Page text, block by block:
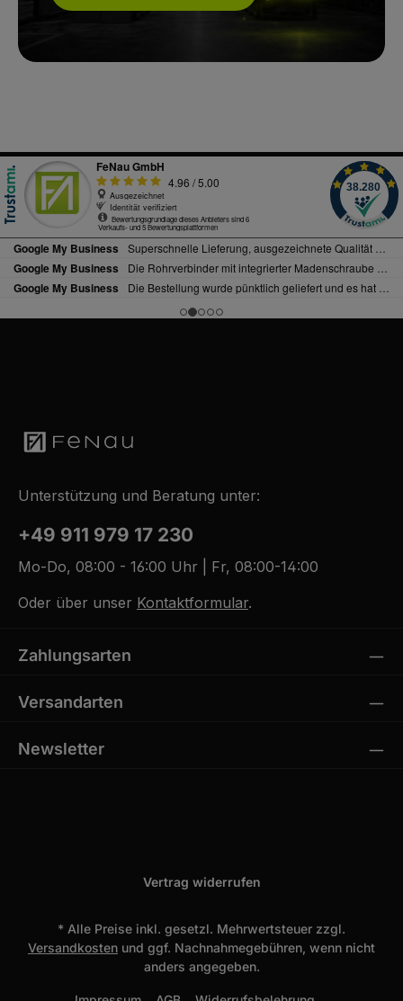
Unterstützung und Beratung unter:
+49 911 979 17 230
Mo-Do, 08:00 - 16:00 Uhr | Fr, 08:00-14:00
Oder über unser Kontaktformular.
Zahlungsarten
Versandarten
Newsletter
Vertrag widerrufen
* Alle Preise inkl. gesetzl. Mehrwertsteuer zzgl.
Versandkosten und ggf. Nachnahmegebühren, wenn nicht
anders angegeben.